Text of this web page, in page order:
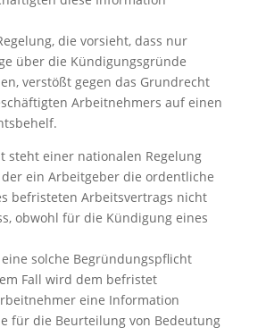
die vorsieht, dass nur
über die Kündigungsgründe
verstößt gegen das Grundrecht
Arbeitnehmers auf einen
steht einer nationalen Regelung
ein Arbeitgeber die ordentliche
befristeten Arbeitsvertrags nicht
obwohl für die Kündigung eines
solche Begründungspflicht
Fall wird dem befristet
eine Information
für die Beurteilung von Bedeutung